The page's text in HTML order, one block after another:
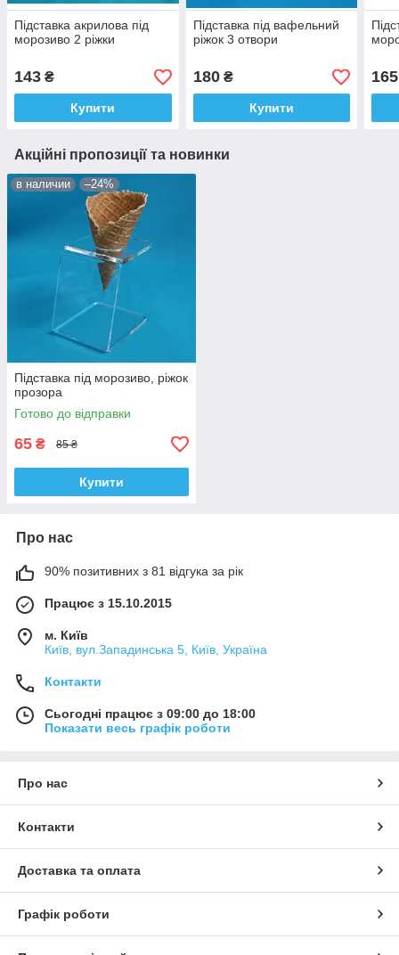
Підставка акрилова під
морозиво 2 ріжки
143 ₴
Купити
Підставка під вафельний
ріжок 3 отвори
180₴
Купити
165
Акційні пропозиції та новинки
в наличии –24%
Підставка під морозиво, ріжок
прозора
Готово до відправки
65 ₴ 85 ₴
Купити
Про нас
90% позитивних з 81 відгука за рік
Працює з 15.10.2015
м. Київ
Київ, вул.Западинська 5, Київ, Україна
Контакти
Сьогодні працює з 09:00 до 18:00
Показати весь графік роботи
Про нас
Контакти
Доставка та оплата
Графік роботи